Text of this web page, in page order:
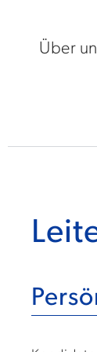
Über